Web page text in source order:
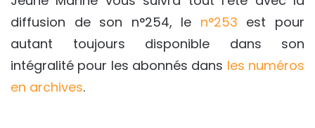
diffusion de son n°254, le n°253 est pour
autant toujours disponible dans son
intégralité pour les abonnés dans les numéros
en archives.